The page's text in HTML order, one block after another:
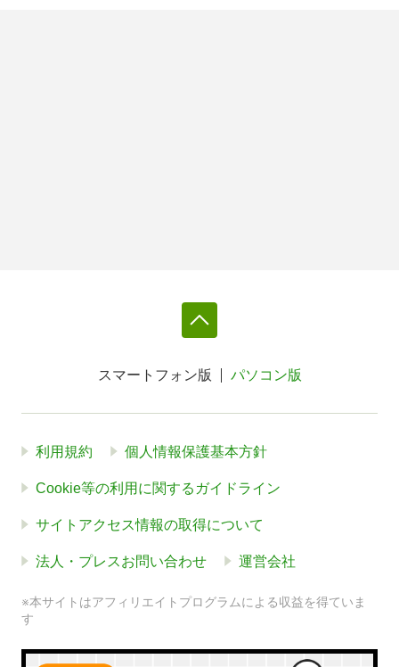
スマートフォン版 パソコン版
利用規約 個人情報保護基本方針
Cookie等の利用に関するガイドライン
サイトアクセス情報の取得について
法人・プレスお問い合わせ 運営会社
※本サイトはアフィリエイトプログラムによる収益を得ていま
す